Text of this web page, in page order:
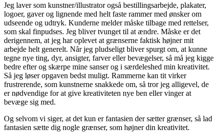
Jeg laver som kunstner/illustrator også bestillingsarbejde, plakater,
logoer, gaver og lignende med helt faste rammer med ønsker om
udseende og udtryk. Kunderne melder måske tilbage med rettelser,
som skal finpudses. Jeg bliver tvunget til at ændre. Måske er det
derigennem, at jeg har oplevet at grænserne faktisk højner mit
arbejde helt generelt. Når jeg pludseligt bliver spurgt om, at kunne
tegne nye ting, dyr, ansigter, farver eller bevægelser, så må jeg kigge
bedre efter og skærpe mine sanser og i særdeleshed min kreativitet.
Så jeg løser opgaven bedst muligt. Rammerne kan tit virker
frustrerende, som kunstnerne snakkede om, så tror jeg alligevel, de
er nødvendige for at give kreativiteten nye ben eller vinger at
bevæge sig med.
Og selvom vi siger, at det kun er fantasien der sætter grænser, så lad
fantasien sætte dig nogle grænser, som højner din kreativitet.